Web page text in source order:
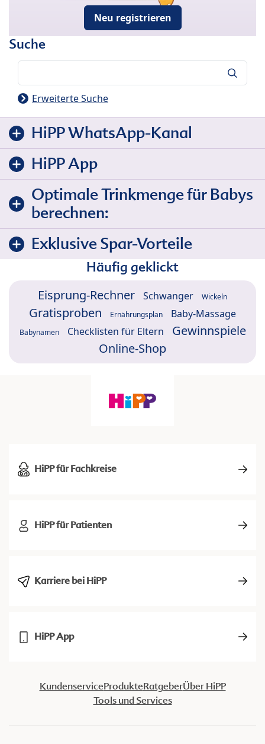
Neu registrieren
Suche
Erweiterte Suche
HiPP WhatsApp-Kanal
HiPP App
Optimale Trinkmenge für Babys
berechnen:
Exklusive Spar-Vorteile
Häufig geklickt
Eisprung-Rechner Schwanger Wickeln
Gratisproben Ernährungsplan Baby-Massage
Babynamen Checklisten für Eltern
Gewinnspiele
Online-Shop
HiPP für Fachkreise
HiPP für Patienten
Karriere bei HiPP
HiPP App
KundenserviceProdukteRatgeberÜber HiPP
Tools und Services